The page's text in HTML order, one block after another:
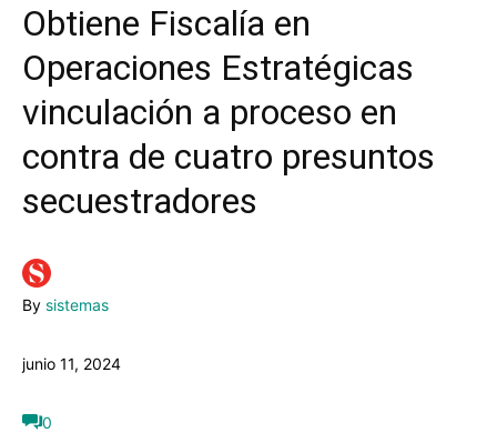
Obtiene Fiscalía en
Operaciones Estratégicas
vinculación a proceso en
contra de cuatro presuntos
secuestradores
By sistemas
junio 11, 2024
0